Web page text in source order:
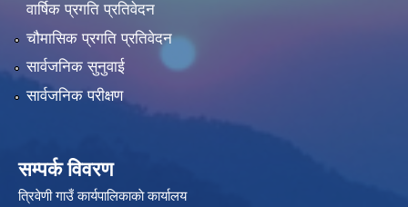
वार्षिक प्रगति प्रतिवेदन
चौमासिक प्रगति प्रतिवेदन
सार्वजनिक सुनुवाई
सार्वजनिक परीक्षण
सम्पर्क विवरण
त्रिवेणी गाउँ कार्यपालिकाकाे कार्यालय